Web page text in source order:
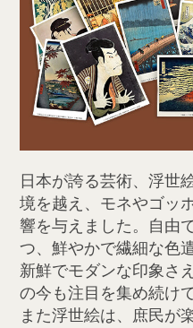
日本が誇る芸術、浮世
境を越え、モネやゴッ
響を与えました。自由
つ、鮮やかで繊細な色
新鮮でモダンな印象さ
の今も注目を集め続け
また浮世絵は、庶民が